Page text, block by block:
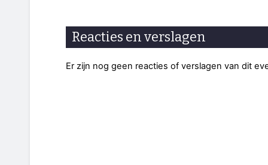
Reacties en verslagen
Er zijn nog geen reacties of verslagen van dit